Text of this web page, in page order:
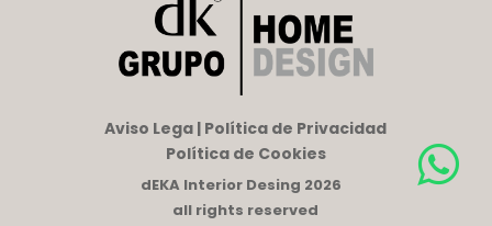
Aviso Lega | Política de Privacidad
Política de Cookies
dEKA Interior Desing 2026
all rights reserved